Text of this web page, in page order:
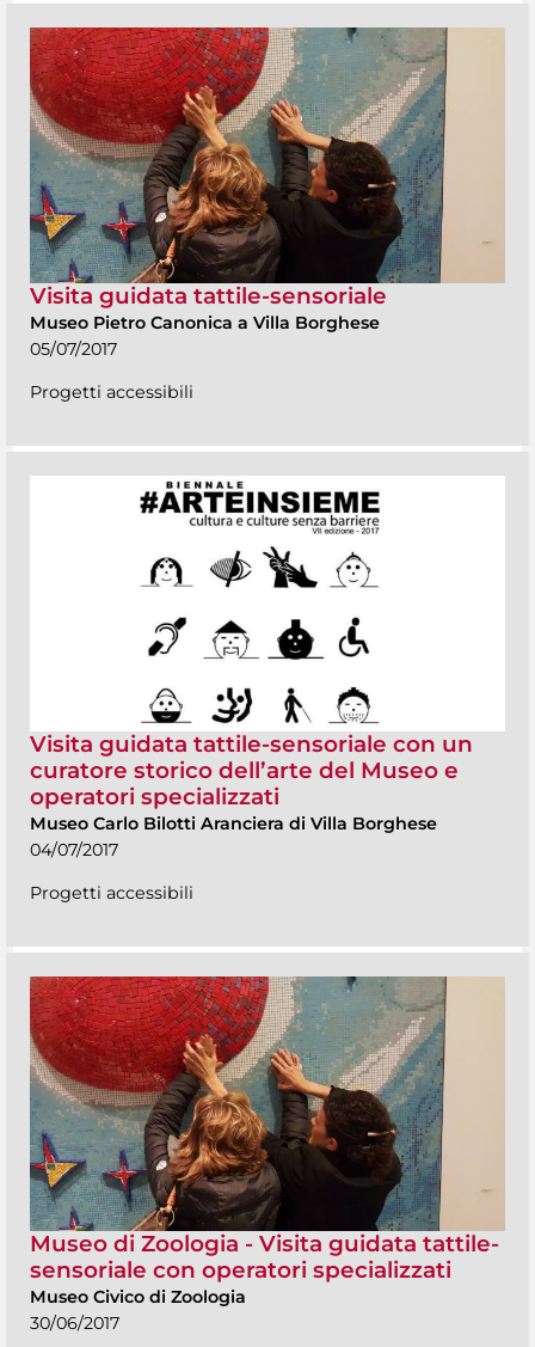
Visita guidata tattile-sensoriale
Museo Pietro Canonica a Villa Borghese
05/07/2017
Progetti accessibili
Visita guidata tattile-sensoriale con un
curatore storico dell’arte del Museo e
operatori specializzati
Museo Carlo Bilotti Aranciera di Villa Borghese
04/07/2017
Progetti accessibili
Museo di Zoologia - Visita guidata tattile-
sensoriale con operatori specializzati
Museo Civico di Zoologia
30/06/2017